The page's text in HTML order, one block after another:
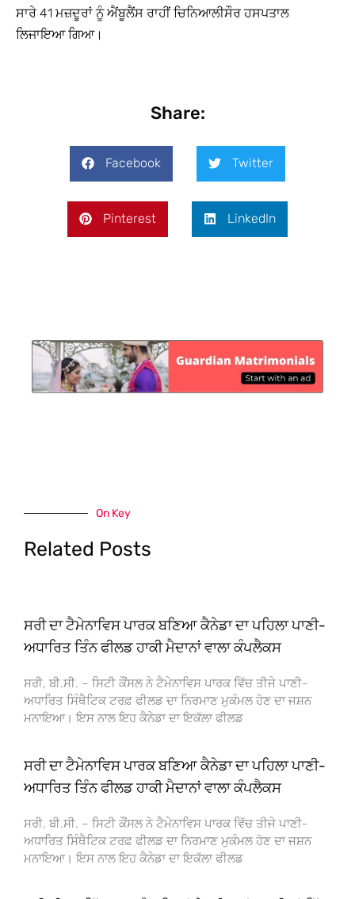
ਸਾਰੇ 41 ਮਜ਼ਦੂਰਾਂ ਨੂੰ ਐਂਬੂਲੈਂਸ ਰਾਹੀਂ ਚਿਨਿਆਲੀਸੌਰ ਹਸਪਤਾਲ
ਲਿਜਾਇਆ ਗਿਆ।
Share:
Facebook Twitter
Pinterest LinkedIn
On Key
Related Posts
ਸਰੀ ਦਾ ਟੈਮੇਨਾਵਿਸ ਪਾਰਕ ਬਣਿਆ ਕੈਨੇਡਾ ਦਾ ਪਹਿਲਾ ਪਾਣੀ-
ਅਧਾਰਿਤ ਤਿੰਨ ਫੀਲਡ ਹਾਕੀ ਮੈਦਾਨਾਂ ਵਾਲਾ ਕੰਪਲੈਕਸ
ਸਰੀ, ਬੀ.ਸੀ. – ਸਿਟੀ ਕੌਂਸਲ ਨੇ ਟੈਮੇਨਾਵਿਸ ਪਾਰਕ ਵਿੱਚ ਤੀਜੇ ਪਾਣੀ-
ਅਧਾਰਿਤ ਸਿੰਥੈਟਿਕ ਟਰਫ਼ ਫੀਲਡ ਦਾ ਨਿਰਮਾਣ ਮੁਕੰਮਲ ਹੋਣ ਦਾ ਜਸ਼ਨ
ਮਨਾਇਆ। ਇਸ ਨਾਲ ਇਹ ਕੈਨੇਡਾ ਦਾ ਇਕੱਲਾ ਫੀਲਡ
ਸਰੀ ਦਾ ਟੈਮੇਨਾਵਿਸ ਪਾਰਕ ਬਣਿਆ ਕੈਨੇਡਾ ਦਾ ਪਹਿਲਾ ਪਾਣੀ-
ਅਧਾਰਿਤ ਤਿੰਨ ਫੀਲਡ ਹਾਕੀ ਮੈਦਾਨਾਂ ਵਾਲਾ ਕੰਪਲੈਕਸ
ਸਰੀ, ਬੀ.ਸੀ. – ਸਿਟੀ ਕੌਂਸਲ ਨੇ ਟੈਮੇਨਾਵਿਸ ਪਾਰਕ ਵਿੱਚ ਤੀਜੇ ਪਾਣੀ-
ਅਧਾਰਿਤ ਸਿੰਥੈਟਿਕ ਟਰਫ਼ ਫੀਲਡ ਦਾ ਨਿਰਮਾਣ ਮੁਕੰਮਲ ਹੋਣ ਦਾ ਜਸ਼ਨ
ਮਨਾਇਆ। ਇਸ ਨਾਲ ਇਹ ਕੈਨੇਡਾ ਦਾ ਇਕੱਲਾ ਫੀਲਡ